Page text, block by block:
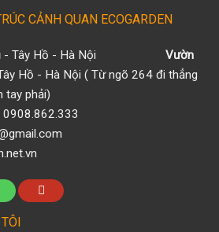
CẢNH QUAN ECOGARDEN
- Tây Hồ - Hà Nội Vườn
Hồ - Hà Nội ( Từ ngõ 264 đi thẳng
tay phải)